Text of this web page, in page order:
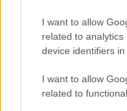
I want to allow
related to
device identifiers in
I want to allow
related to
Dati e numeri su
ESG: performance
Sanità sarda e
Accadueo 2025: il